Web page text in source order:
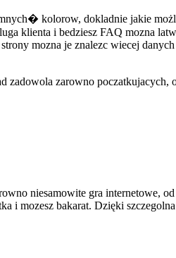
kolorow, dokladnie jakie
klienta i bedziesz FAQ mozna
mozna je znalezc wiecej
zadowola zarowno
niesamowite gra internetowe,
i mozesz bakarat. Dzięki